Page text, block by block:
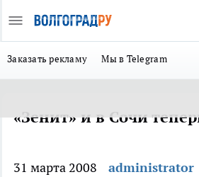
Заказать рекламу Мы в Telegram
«Зенит» и в Сочи
31 марта 2008
administrator